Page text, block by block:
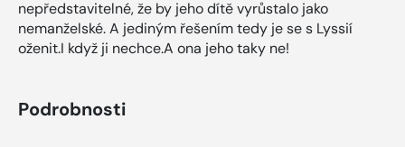
nepředstavitelné, že by jeho dítě vyrůstalo jako
nemanželské. A jediným řešením tedy je se s Lyssií
oženit.I když ji nechce.A ona jeho taky ne!
Podrobnosti